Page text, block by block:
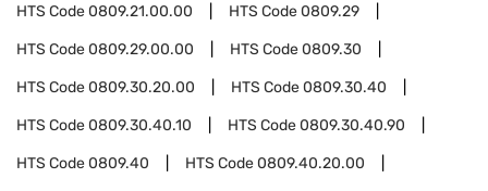
HTS Code0809.21.00.00 HTS Code0809.29
HTS Code0809.29.00.00 HTS Code0809.30
HTS Code0809.30.20.00 HTS Code0809.30.40
HTS Code0809.30.40.10 HTS Code0809.30.40.90
HTS Code0809.40 HTS Code0809.40.20.00